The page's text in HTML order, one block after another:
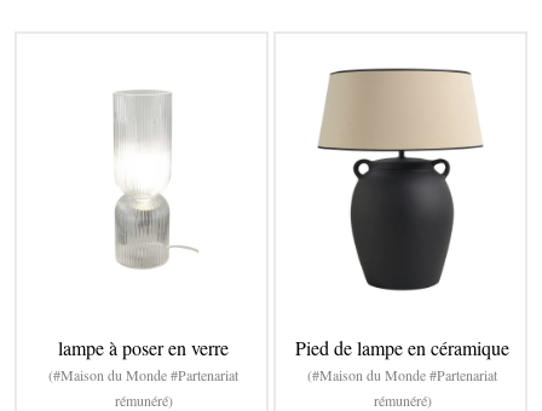
lampe à poser en verre
(#Maison du Monde #Partenariat
rémunéré)
Pied de lampe en céramique
(#Maison du Monde #Partenariat
rémunéré)